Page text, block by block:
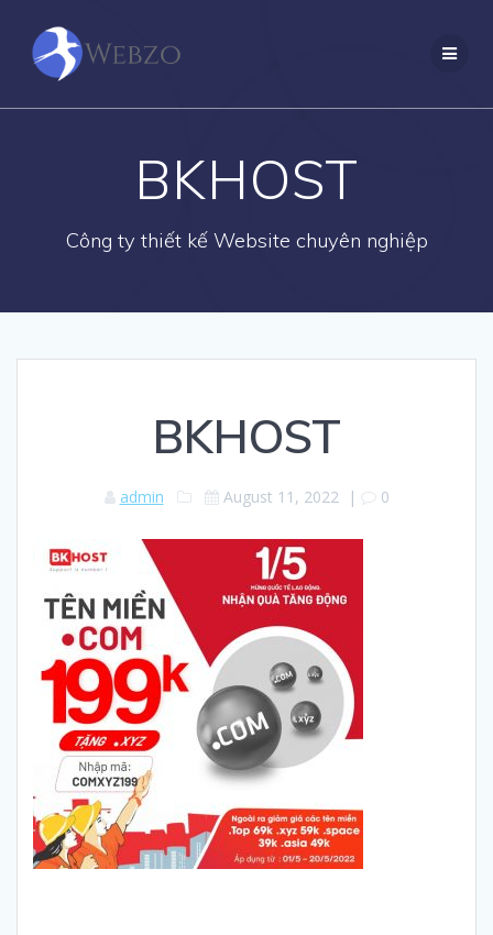
BKHOST
Công ty thiết kế Website chuyên nghiệp
BKHOST
admin August 11, 2022 | 0